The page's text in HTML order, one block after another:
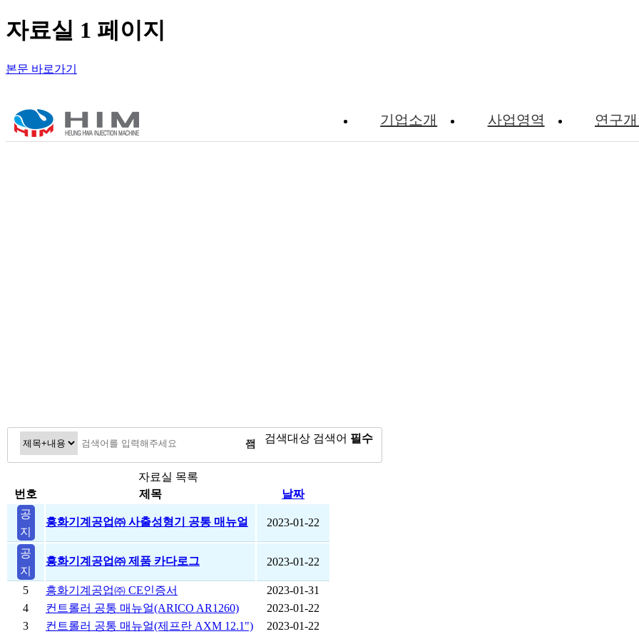
자료실 1 페이지
본문 바로가기
기업소개 사업영역 연구
검색대상 검색어 필수
검색
자료실 목록
번호
제목
날짜
공
지
흥화기계공업㈜ 사출성형기 공통 매뉴얼 2023-01-22
공
지
흥화기계공업㈜ 제품 카다로그 2023-01-22
5 흥화기계공업㈜ CE인증서
2023-01-31
4
컨트롤러 공통 매뉴얼(ARICO AR1260)
2023-01-22
3
컨트롤러 공통 매뉴얼(제프란 AXM 12.1")
2023-01-22